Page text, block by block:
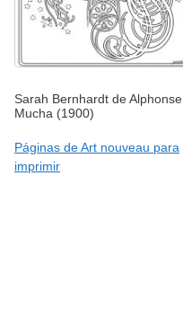
Sarah Bernhardt de Alphonse
Mucha (1900)
Páginas de Art nouveau para
imprimir